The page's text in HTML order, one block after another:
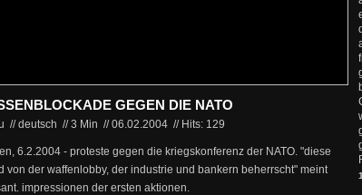
GEGEN DIE NATO
// deutsch //3 Min //06.02.2004 // Hits: 129
6.2.2004 - proteste gegen die kriegskonferenz der NATO. "diese
von der waffenlobby, der industrie und bankern beherrscht" meint
impressionen der ersten aktionen.